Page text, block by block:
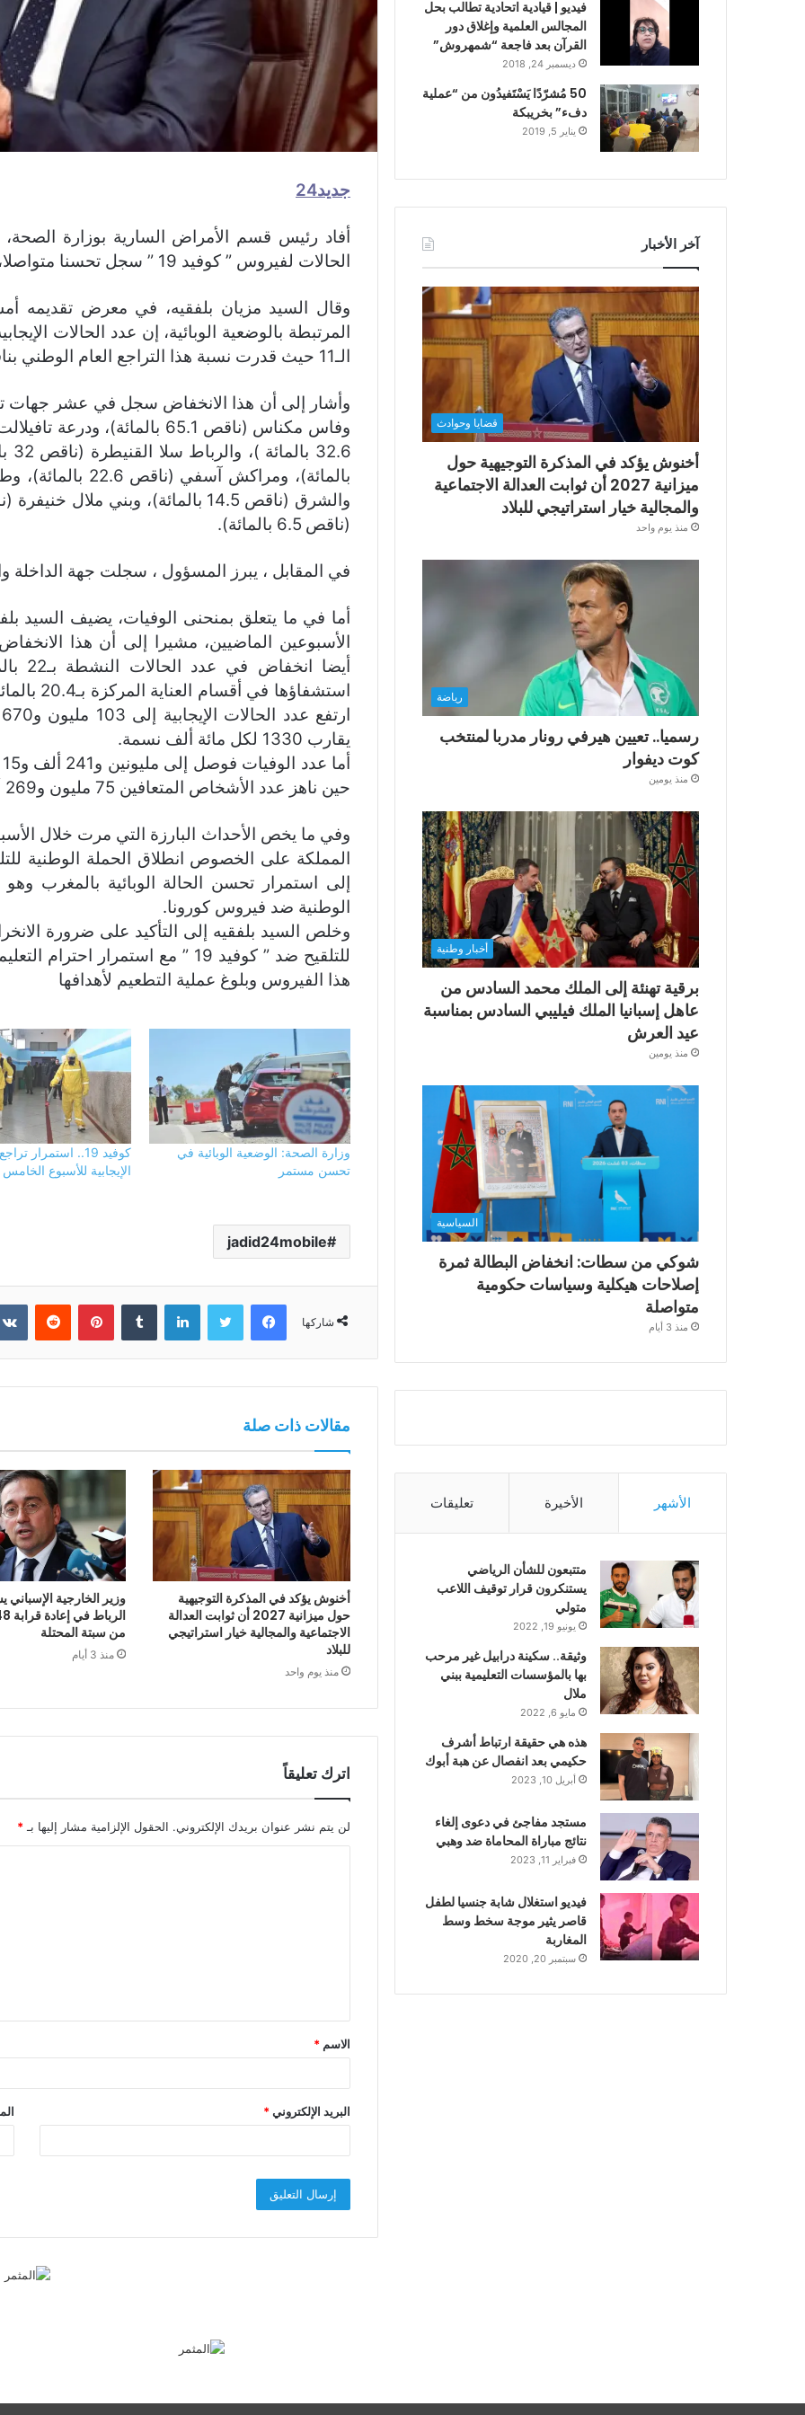
جديد24
أفاد رئيس قسم الأمراض السارية بوزارة الصحة،
الحالات لفيروس ” كوفيد 19 ” سجل تحسنا متواصلا، حيث استقر عند 80، 0 يوم الاثنين.
وقال السيد مزيان بلفقيه، في معرض تقديمه
المرتبطة بالوضعية الوبائية، إن عدد الحالات
الـ11 حيث قدرت نسبة هذا التراجع العام الوطني بناقص 26.4 بالمائة.
(ناقص 6.5 بالمائة).
في المقابل ، يبرز المسؤول ، سجلت جهة الداخلة
الأسبوعين الماضيين، مشيرا إلى أن هذا
يقارب 1330 لكل مائة ألف نسمة.
حين ناهز عدد الأشخاص المتعافين 75 مليون و269 ألف و6، بنسبة تعاف تبلغ 72.6 في المائة.
وفي ما يخص الأحداث البارزة التي مرت خلال
إلى استمرار تحسن الحالة الوبائية بالمغرب وهو
الوطنية ضد فيروس كورونا.
وخلص السيد بلفقيه إلى التأكيد على ضرورة
للتلقيح ضد ” كوفيد 19 ” مع استمرار
هذا الفيروس وبلوغ عملية التطعيم لأهدافها
وزارة الصحة: الوضعية الوبائية في
تحسن مستمر
كوفيد 19.. استمرار
الإيجابية للأسبوع
jadid24mobile
شاركها
فيسبوك تويتر لينكدإن بينتيريست
مقالات ذات صلة
أخنوش يؤكد في المذكرة التوجيهية
حول ميزانية 2027 أن ثوابت العدالة
الاجتماعية والمجالية خيار استراتيجي
للبلاد
منذ يوم واحد
وزير الخارجية الإسباني
من سبتة المحتلة
منذ 3 أيام
اترك تعليقاً
لن يتم نشر عنوان بريدك الإلكتروني. الحقول الإلزامية مشار إليها بـ *
ق
*
الاسم *
البريد الإلكتروني*
فيديو | قيادية اتحادية تطالب بحل
المجالس العلمية وإغلاق دور
القرآن بعد فاجعة “شمهروش”
ديسمبر 24, 2018
50 مُشرّدًا يَسْتَفيدُون من “عملية
دفء” بخريبكة
يناير 5, 2019
آخر الأخبار
قضايا وحوادث
أخنوش يؤكد في المذكرة التوجيهية حول
ميزانية 2027 أن ثوابت العدالة الاجتماعية
والمجالية خيار استراتيجي للبلاد
منذ يوم واحد
رياضة
رسميا.. تعيين هيرفي رونار مدربا لمنتخب
كوت ديفوار
منذ يومين
أخبار وطنية
برقية تهنئة إلى الملك محمد السادس من
عاهل إسبانيا الملك فيليبي السادس بمناسبة
عيد العرش
منذ يومين
السياسية
شوكي من سطات: انخفاض البطالة ثمرة
إصلاحات هيكلية وسياسات حكومية
متواصلة
منذ 3 أيام
الأشهر الأخيرة تعليقات
متتبعون للشأن الرياضي
يستنكرون قرار توقيف اللاعب
متولي
يونيو 19, 2022
وثيقة.. سكينة درابيل غير مرحب
بها بالمؤسسات التعليمية ببني
ملال
مايو 6, 2022
هذه هي حقيقة ارتباط أشرف
حكيمي بعد انفصال عن هبة أبوك
أبريل 10, 2023
مستجد مفاجئ في دعوى إلغاء
نتائج مباراة المحاماة ضد وهبي
فبراير 11, 2023
فيديو استغلال شابة جنسيا لطفل
قاصر يثير موجة سخط وسط
المغاربة
سبتمبر 20, 2020